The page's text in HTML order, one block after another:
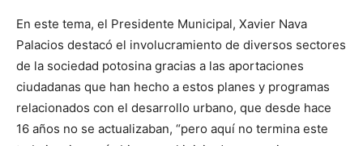
En este tema, el Presidente Municipal, Xavier Nava
Palacios destacó el involucramiento de diversos sectores
de la sociedad potosina gracias a las aportaciones
ciudadanas que han hecho a estos planes y programas
relacionados con el desarrollo urbano, que desde hace
16 años no se actualizaban, “pero aquí no termina este